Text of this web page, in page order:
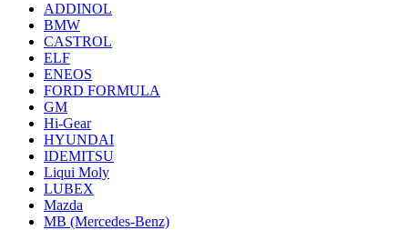
ADDINOL
BMW
CASTROL
ELF
ENEOS
FORD FORMULA
GM
Hi-Gear
HYUNDAI
IDEMITSU
Liqui Moly
LUBEX
Mazda
MB (Mercedes-Вenz)